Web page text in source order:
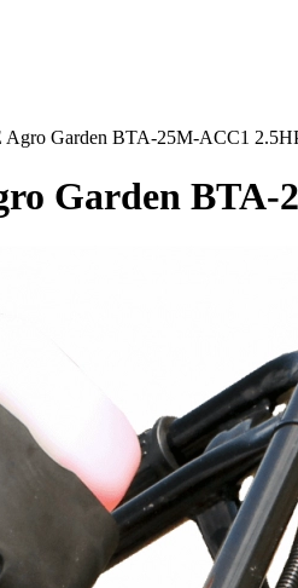
Garden BTA-25M-ACC1
Garden BTA-